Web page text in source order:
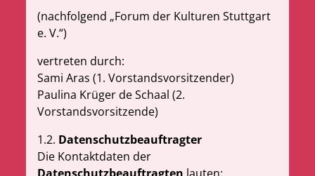
(nachfolgend „Forum der Kulturen Stuttgart
e. V.“)
vertreten durch:
Sami Aras (1. Vorstandsvorsitzender)
Paulina Krüger de Schaal (2.
Vorstandsvorsitzende)
1.2. Datenschutzbeauftragter
Die Kontaktdaten der